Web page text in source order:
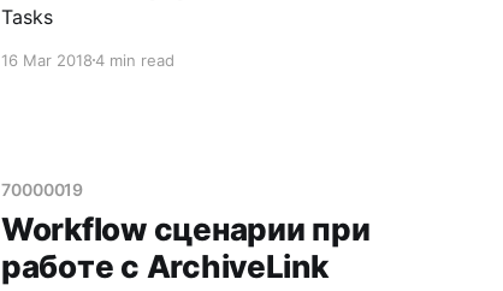
Tasks
16 Mar 20184 min read
70000019
Workflow сценарии при
работе с ArchiveLink